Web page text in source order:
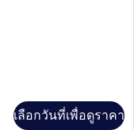
เลือกวันที่เพื่อดูราคา